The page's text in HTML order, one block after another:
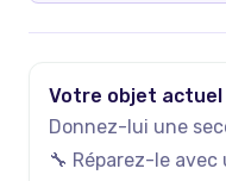
Votre objet actuel
Donnez-lui une
🔧 Réparez-le avec